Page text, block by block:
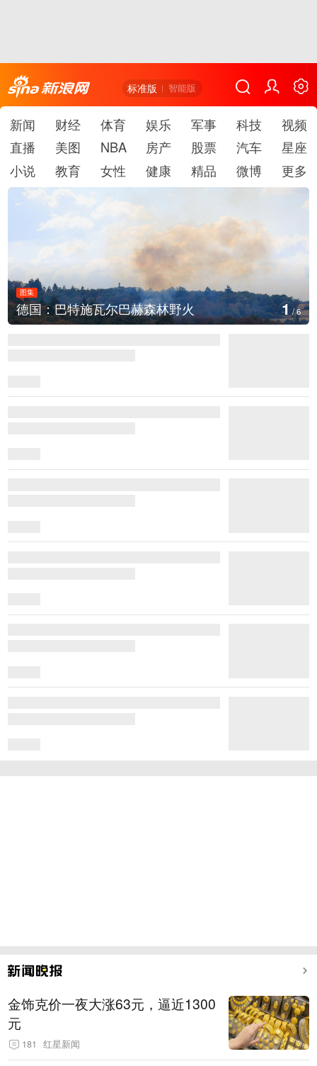
标准版 智能版
新闻 财经 体育 娱乐 军事 科技
视频
直播
美图 NBA 房产 股票 汽车
星座
小说
教育 女性 健康 精品 微博 更多
图集
德国：巴特施瓦尔巴赫森林野火 2/6
金饰克价一夜大涨63元，逼近1300
元
181 红星新闻